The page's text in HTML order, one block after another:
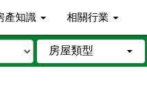
產知識 相關行業
房屋類型